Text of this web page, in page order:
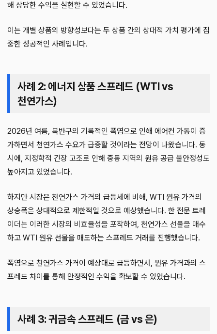
해 상당한 수익을 실현할 수 있었습니다.
이는 개별 상품의 방향성보다는 두 상품 간의 상대적 가치 평가에 집
중한 성공적인 사례입니다.
사례 2: 에너지 상품 스프레드 (WTI vs
천연가스)
2026년 여름, 북반구의 기록적인 폭염으로 인해 에어컨 가동이 증
가하면서 천연가스 수요가 급증할 것이라는 전망이 나왔습니다. 동
시에, 지정학적 긴장 고조로 인해 중동 지역의 원유 공급 불안정성도
높아지고 있었습니다.
하지만 시장은 천연가스 가격의 급등세에 비해, WTI 원유 가격의
상승폭은 상대적으로 제한적일 것으로 예상했습니다. 한 전문 트레
이더는 이러한 시장의 비효율성을 포착하여, 천연가스 선물을 매수
하고 WTI 원유 선물을 매도하는 스프레드 거래를 진행했습니다.
폭염으로 천연가스 가격이 예상대로 급등하면서, 원유 가격과의 스
프레드 차이를 통해 안정적인 수익을 확보할 수 있었습니다.
사례 3: 귀금속 스프레드 (금 vs 은)